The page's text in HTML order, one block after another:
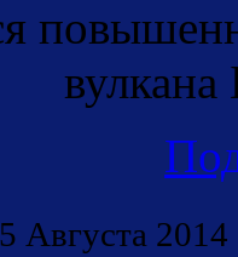
вулкана
Августа 2014